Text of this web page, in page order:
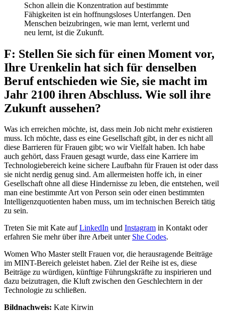
Schon allein die Konzentration auf bestimmte
Fähigkeiten ist ein hoffnungsloses Unterfangen. Den
Menschen beizubringen, wie man lernt, verlernt und
neu lernt, ist die Zukunft.
F: Stellen Sie sich für einen Moment vor,
Ihre Urenkelin hat sich für denselben
Beruf entschieden wie Sie, sie macht im
Jahr 2100 ihren Abschluss. Wie soll ihre
Zukunft aussehen?
Was ich erreichen möchte, ist, dass mein Job nicht mehr existieren
muss. Ich möchte, dass es eine Gesellschaft gibt, in der es nicht all
diese Barrieren für Frauen gibt; wo wir Vielfalt haben. Ich habe
auch gehört, dass Frauen gesagt wurde, dass eine Karriere im
Technologiebereich keine sichere Laufbahn für Frauen ist oder dass
sie nicht nerdig genug sind. Am allermeisten hoffe ich, in einer
Gesellschaft ohne all diese Hindernisse zu leben, die entstehen, weil
man eine bestimmte Art von Person sein oder einen bestimmten
Intelligenzquotienten haben muss, um im technischen Bereich tätig
zu sein.
Treten Sie mit Kate aufLinkedIn und Instagram in Kontakt oder
erfahren Sie mehr über ihre Arbeit unter She Codes.
Women Who Master stellt Frauen vor, die herausragende Beiträge
im MINT-Bereich geleistet haben. Ziel der Reihe ist es, diese
Beiträge zu würdigen, künftige Führungskräfte zu inspirieren und
dazu beizutragen, die Kluft zwischen den Geschlechtern in der
Technologie zu schließen.
Bildnachweis: Kate Kirwin